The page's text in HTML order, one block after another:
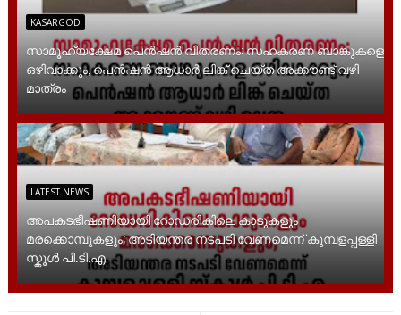
KASARGOD
സാമൂ​ഹ്യക്ഷേമ പെൻഷൻ വിതരണം: സഹകരണ ബാങ്കുകളെ
ഒഴിവാക്കും, പെൻഷൻ ആധാർ‌ ലിങ്ക് ചെയ്ത അക്കൗണ്ട് വഴി
മാത്രം
LATEST NEWS
അപകടഭീഷണിയായി റോഡരികിലെ കാടുകളും
മരക്കൊമ്പുകളും; അടിയന്തര നടപടി വേണമെന്ന് കുമ്പളപ്പള്ളി
സ്കൂൾ പി.ടി.എ